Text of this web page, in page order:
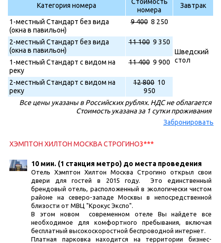
Категория номера
номера
Завтрак
1-местный Стандарт без вида
(окна в павильон)
9 4008 250
Шведский
стол
2-местный Стандарт без вида
(окна в павильон)
11 1009 350
1-местный Стандарт с видом на
реку
11 4009 900
2-местный Стандарт с видом на
реку
12 800 10
950
Все цены указаны в Российских рублях. НДС не облагается
Стоимость указана за 1 сутки проживания
Забронировать
ХЭМПТОН ХИЛТОН МОСКВА СТРОГИНО3***
10 мин. (1 станция метро) до места проведения
Отель Хэмптон Хилтон Москва Строгино открыл свои
двери для гостей в 2015 году. Это единственный
брендовый отель, расположенный в экологически чистом
районе на северо-западе Москвы в непосредственной
близости от МВЦ "Крокус Экспо".
В этом новом современном отеле Вы найдете все
необходимое для комфортного пребывания, включая
бесплатный высокоскоростной беспроводной интернет.
Платная парковка находится на территории бизнес-